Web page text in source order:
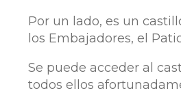
Por un lado, es un
los Embajadores, el
Se puede acceder al
todos ellos